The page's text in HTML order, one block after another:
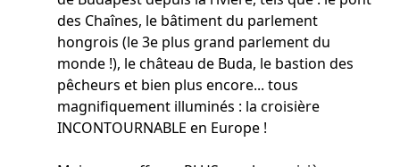
des Chaînes, le bâtiment du parlement
hongrois (le 3e plus grand parlement du
monde !), le château de Buda, le bastion des
pêcheurs et bien plus encore... tous
magnifiquement illuminés : la croisière
INCONTOURNABLE en Europe !